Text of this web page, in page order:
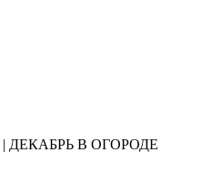
| ДЕКАБРЬ В ОГОРОДЕ